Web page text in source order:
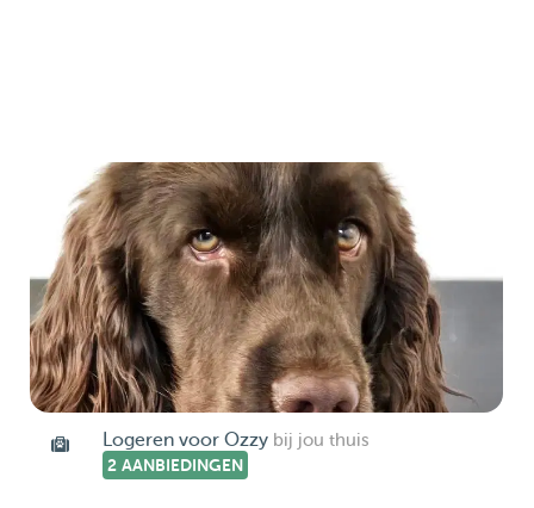
Logeren voor Ozzy bij jou thuis
2 AANBIEDINGEN